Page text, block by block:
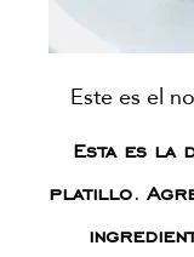
Este es el
Esta es la
platillo.